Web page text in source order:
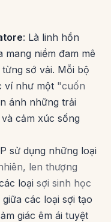
: Là linh hồn
mang niềm đam mê
sớ vải. Mỗi bộ
ví như một "cuốn
ánh những trải
cảm xúc sống
sử dụng những loại
len thượng
loạisợi sinh học
các loại sợi tạo
giác êm ái tuyệt